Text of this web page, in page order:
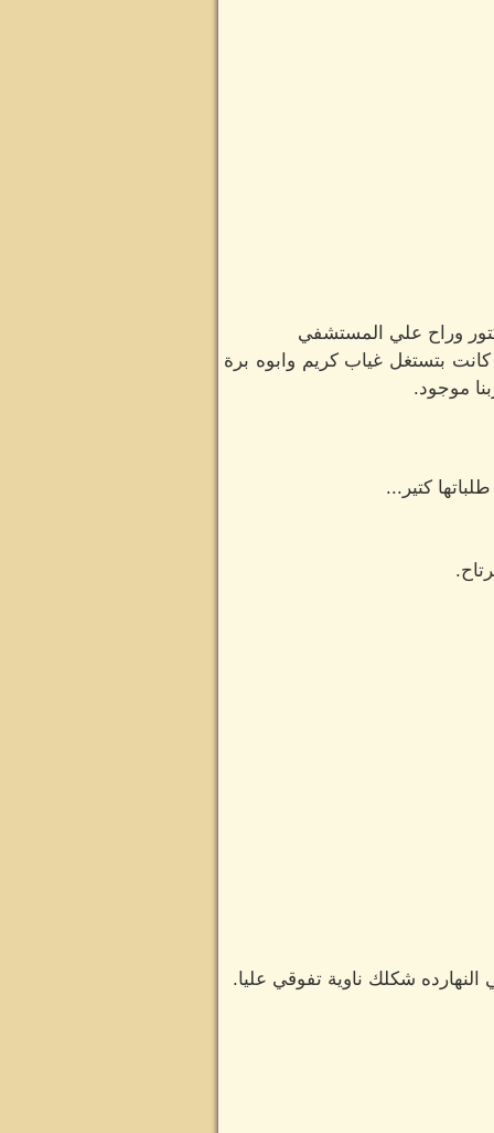
وراح علي المستشفي
بتستغل غياب كريم وابوه برة
موجود.
كتير...
شكلك ناوية تفوقي عليا.